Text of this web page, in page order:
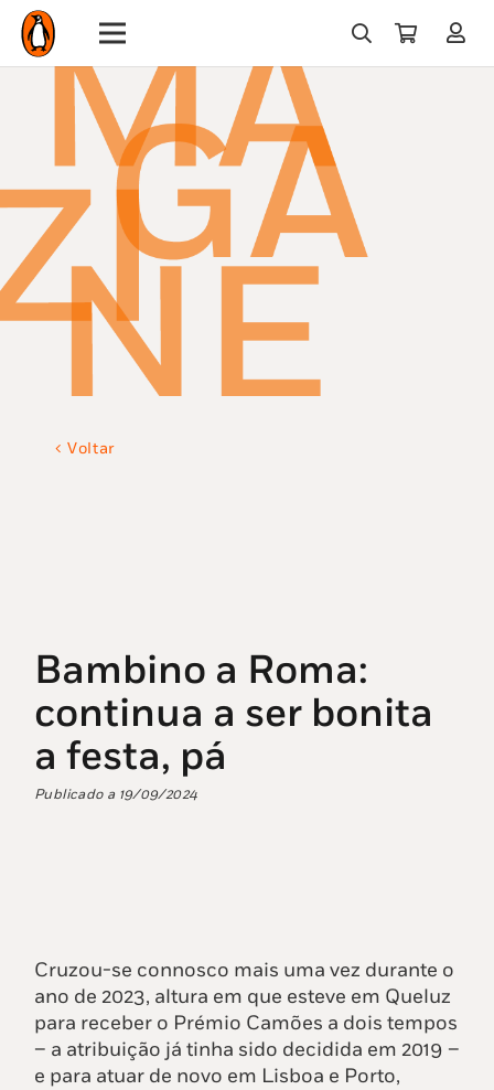
Voltar
Bambino a Roma:
continua a ser bonita
a festa, pá
Publicado a 19/09/2024
Cruzou-se connosco mais uma vez durante o
ano de 2023, altura em que esteve em Queluz
para receber o Prémio Camões a dois tempos
– a atribuição já tinha sido decidida em 2019 –
e para atuar de novo em Lisboa e Porto,